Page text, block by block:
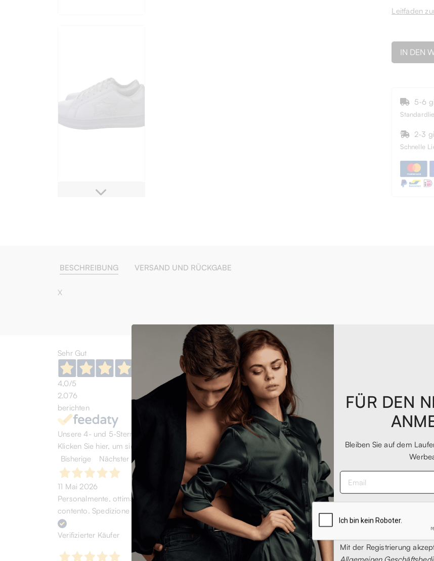
FÜR DEN
Bleiben Sie auf dem
Mit der Registrierung
Leitfaden
IN DEN
5-6
2-3
Schnelle
BESCHREIBUNG VERSAND UND RÜCKGABE
X
Sehr Gut
4,0/5
2.076
berichten
Unsere 4- und 5-Sterne-Bewertungen.
Klicken Sie hier, um sie alle zu lesen >
Bisherige
Nächster
11 Mai 2026
Personalmente, ottima esperienza. Acquistato scarpe da running ad un prezzaccio, oltre al fatto che si
contento. Spedizione rapida. (chi cerca trova)
Verifizierter Käufer